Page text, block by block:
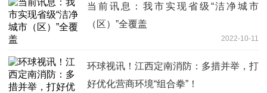
当前讯息：我市实现省级“洁净城市
（区）”全覆盖
2022-10-11
环球视讯！江西定南消防：多措并举，打
好优化营商环境“组合拳”！